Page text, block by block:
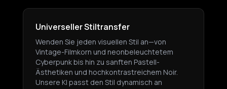
Universeller Stiltransfer
Wenden Sie jeden visuellen Stil an—von
Vintage-Filmkorn und neonbeleuchtetem
Cyberpunk bis hin zu sanften Pastell-
Ästhetiken und hochkontrastreichem Noir.
Unsere KI passt den Stil dynamisch an